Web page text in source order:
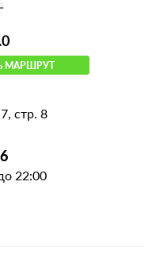
МАРШРУТ
стр. 8
22:00